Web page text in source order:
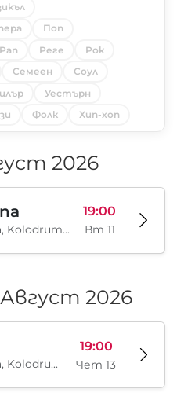
Поп
Рап Реге
Рок
Семеен
Соул
Уестърн
Фолк Хип-хоп
2026
Vidas Art Arena, Kolodrum, Borisova gradina, София, BG
19:00
Вт 11
2026
Vidas Art Arena, Kolodrum, Borisova gradina, София, BG
19:00
Чет 13